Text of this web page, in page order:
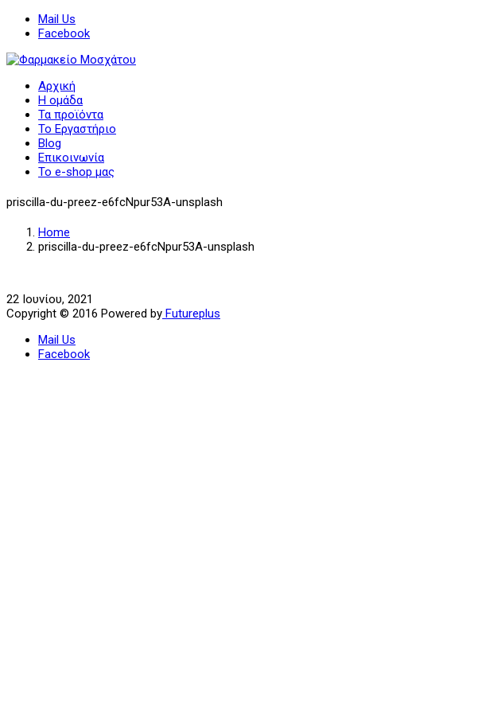
Mail Us
Facebook
Αρχική
Η ομάδα
Τα προϊόντα
Το Εργαστήριο
Blog
Επικοινωνία
Το e-shop μας
priscilla-du-preez-e6fcNpur53A-unsplash
Home
priscilla-du-preez-e6fcNpur53A-unsplash
22 Ιουνίου, 2021
Copyright © 2016 Powered by Futureplus
Mail Us
Facebook